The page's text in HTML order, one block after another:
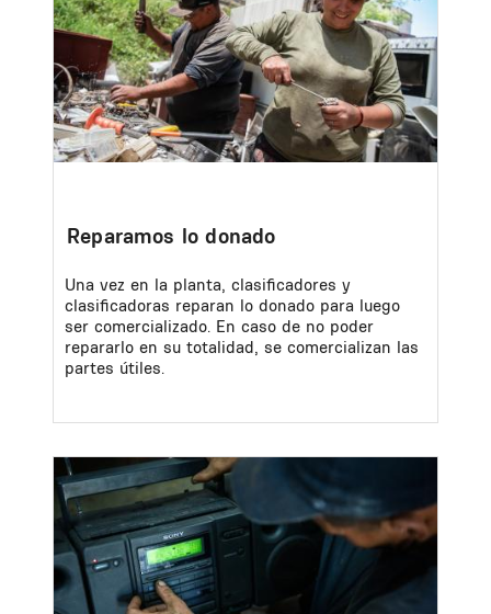
Reparamos lo donado
Una vez en la planta, clasificadores y
clasificadoras reparan lo donado para luego
ser comercializado. En caso de no poder
repararlo en su totalidad, se comercializan las
partes útiles.
Image